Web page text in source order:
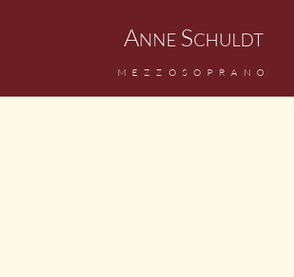
ANNE SCHULDT
MEZZOSOPRANO